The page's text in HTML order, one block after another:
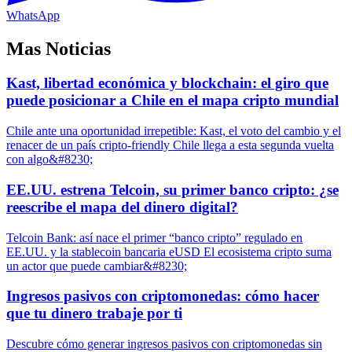
WhatsApp
Mas Noticias
Kast, libertad económica y blockchain: el giro que
puede posicionar a Chile en el mapa cripto mundial
Chile ante una oportunidad irrepetible: Kast, el voto del cambio y el
renacer de un país cripto-friendly Chile llega a esta segunda vuelta
con algo&#8230;
EE.UU. estrena Telcoin, su primer banco cripto: ¿se
reescribe el mapa del dinero digital?
Telcoin Bank: así nace el primer “banco cripto” regulado en
EE.UU. y la stablecoin bancaria eUSD El ecosistema cripto suma
un actor que puede cambiar&#8230;
Ingresos pasivos con criptomonedas: cómo hacer
que tu dinero trabaje por ti
Descubre cómo generar ingresos pasivos con criptomonedas sin